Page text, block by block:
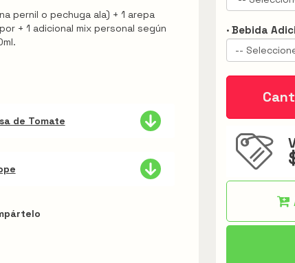
pernil o pechuga ala) + 1 arepa
+ 1 adicional mix personal según
de Tomate
· Bebida
--